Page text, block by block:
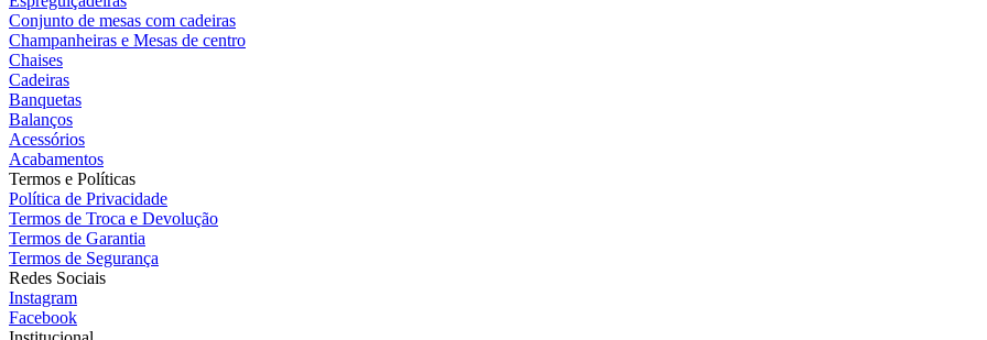
Conjunto de mesas com cadeiras
Champanheiras e Mesas de centro
Chaises
Cadeiras
Banquetas
Balanços
Acessórios
Acabamentos
Termos e Políticas
Política de Privacidade
Termos de Troca e Devolução
Termos de Garantia
Termos de Segurança
Redes Sociais
Instagram
Facebook